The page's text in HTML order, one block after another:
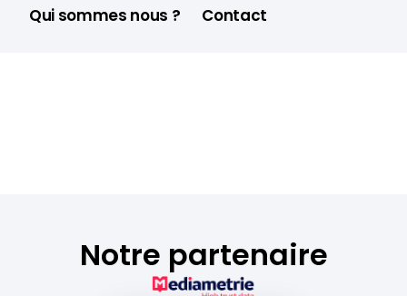
Qui sommes nous ?
Contact
Notre partenaire